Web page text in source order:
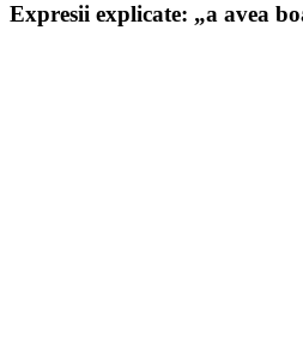
Expresii explicate: „a avea